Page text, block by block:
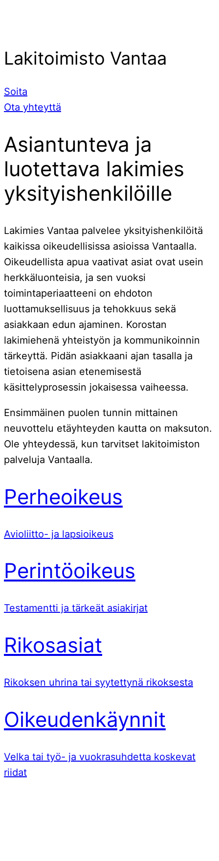
Lakitoimisto Vantaa
Soita
Ota yhteyttä
Asiantunteva ja
luotettava lakimies
yksityishenkilöille
Lakimies Vantaa palvelee yksityishenkilöitä
kaikissa oikeudellisissa asioissa Vantaalla.
Oikeudellista apua vaativat asiat ovat usein
herkkäluonteisia, ja sen vuoksi
toimintaperiaatteeni on ehdoton
luottamuksellisuus ja tehokkuus sekä
asiakkaan edun ajaminen. Korostan
lakimiehenä yhteistyön ja kommunikoinnin
tärkeyttä. Pidän asiakkaani ajan tasalla ja
tietoisena asian etenemisestä
käsittelyprosessin jokaisessa vaiheessa.
Ensimmäinen puolen tunnin mittainen
neuvottelu etäyhteyden kautta on maksuton.
Ole yhteydessä, kun tarvitset lakitoimiston
palveluja Vantaalla.
Perheoikeus
Avioliitto- ja lapsioikeus
Perintöoikeus
Testamentti ja tärkeät asiakirjat
Rikosasiat
Rikoksen uhrina tai syytettynä rikoksesta
Oikeudenkäynnit
Velka tai työ- ja vuokrasuhdetta koskevat
riidat